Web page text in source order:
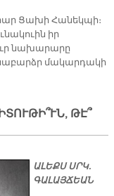
Ցախի Հանեկպի։
իր
նախարարը
մակարդակի
ԹԷ՞
Ա­ԼԵՔՍ ՍՐԿ.
ԳԱ­ԼԱՅ­ՃԵԱՆ